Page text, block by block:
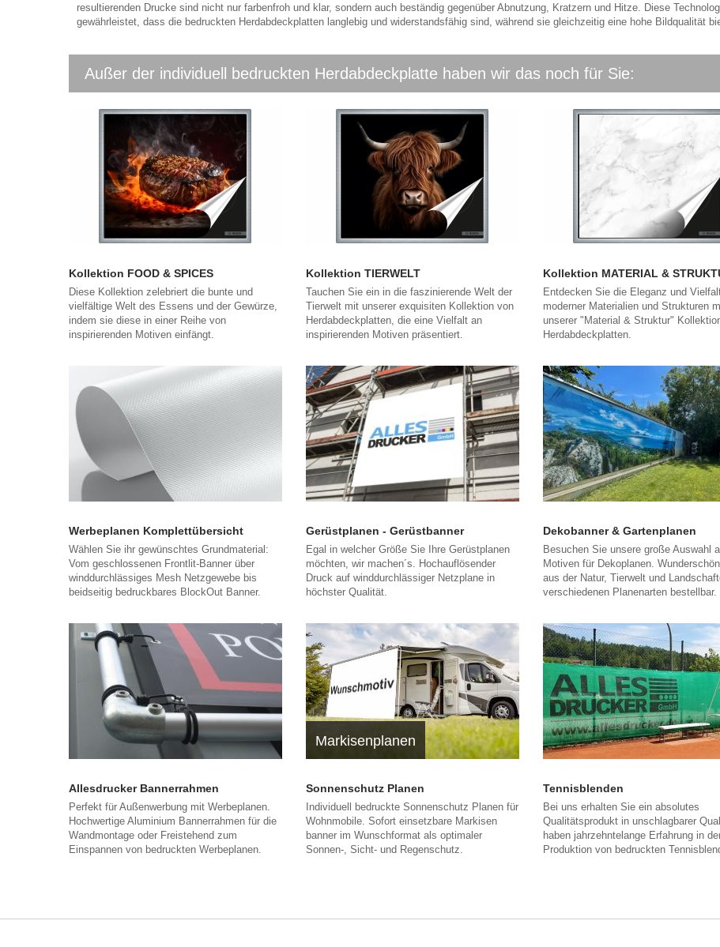
resultierenden Drucke sind nicht nur farbenfroh und klar, sondern auch beständig gegenüber Abnutzung, Kratzern und Hitze. Diese
gewährleistet, dass die bedruckten Herdabdeckplatten langlebig und widerstandsfähig sind, während sie gleichzeitig eine hohe Bildqualität
Außer der individuell bedruckten Herdabdeckplatte haben wir das noch für Sie:
Kollektion FOOD & SPICES
Diese Kollektion zelebriert die bunte und
vielfältige Welt des Essens und der Gewürze,
indem sie diese in einer Reihe von
inspirierenden Motiven einfängt.
Kollektion TIERWELT
Tauchen Sie ein in die faszinierende Welt der
Tierwelt mit unserer exquisiten Kollektion von
Herdabdeckplatten, die eine Vielfalt an
inspirierenden Motiven präsentiert.
Kollektion MATERIAL &
Entdecken Sie die Eleganz und
moderner Materialien und Strukturen
unserer "Material & Struktur"
Herdabdeckplatten.
Werbeplanen Komplettübersicht
Wählen Sie ihr gewünschtes Grundmaterial:
Vom geschlossenen Frontlit-Banner über
winddurchlässiges Mesh Netzgewebe bis
beidseitig bedruckbares BlockOut Banner.
Gerüstplanen - Gerüstbanner
Egal in welcher Größe Sie Ihre Gerüstplanen
möchten, wir machen´s. Hochauflösender
Druck auf winddurchlässiger Netzplane in
höchster Qualität.
Dekobanner & Gartenplanen
Besuchen Sie unsere große Auswahl
Motiven für Dekoplanen.
aus der Natur, Tierwelt und
verschiedenen Planenarten bestellbar.
Allesdrucker Bannerrahmen
Perfekt für Außenwerbung mit Werbeplanen.
Hochwertige Aluminium Bannerrahmen für die
Wandmontage oder Freistehend zum
Einspannen von bedruckten Werbeplanen.
Markisenplanen
Sonnenschutz Planen
Individuell bedruckte Sonnenschutz Planen für
Wohnmobile. Sofort einsetzbare Markisen
banner im Wunschformat als optimaler
Sonnen-, Sicht- und Regenschutz.
Tennisblenden
Bei uns erhalten Sie ein absolutes
Qualitätsprodukt in unschlagbarer
haben jahrzehntelange Erfahrung in
Produktion von bedruckten